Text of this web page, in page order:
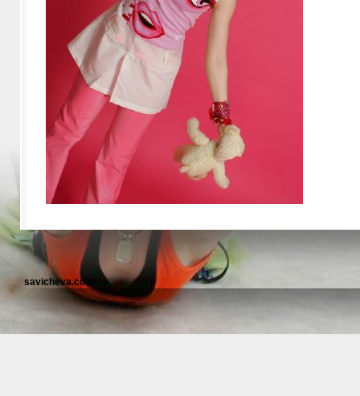
savicheva.com